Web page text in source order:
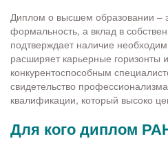
Диплом о высшем образовании –
формальность, а вклад в
подтверждает наличие
расширяет карьерные горизонты
конкурентоспособным
свидетельство
квалификации, который высоко
Для кого диплом